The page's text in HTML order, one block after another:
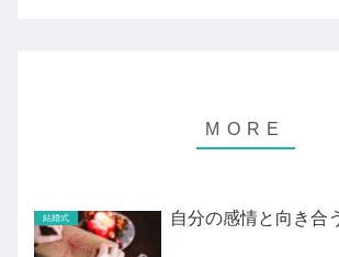
結婚式 自分の感情と向き合